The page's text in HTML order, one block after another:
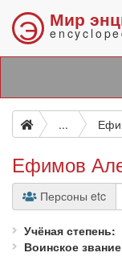
Э Мир
... Ефи
Ефимов
Персоны etc
Учёная степень
Воинское звание